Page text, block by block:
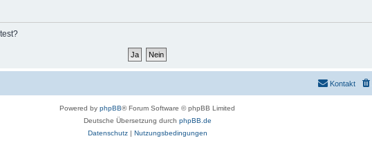
Kontakt
Powered by phpBB® Forum Software © phpBB Limited
Deutsche Übersetzung durch phpBB.de
Datenschutz| Nutzungsbedingungen